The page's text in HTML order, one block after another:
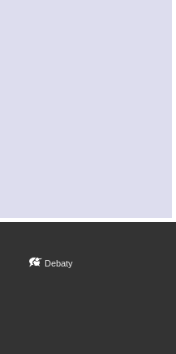
Debaty